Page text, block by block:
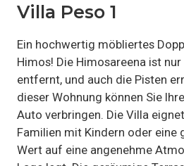
Villa Peso 1
Ein hochwertig möbliertes
Himos! Die Himosareena ist
entfernt, und auch die Pisten
dieser Wohnung können Sie
Auto verbringen. Die Villa
Familien mit Kindern oder eine
Wert auf eine angenehme